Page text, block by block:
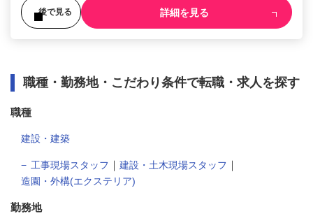
後で見る 詳細を見る
職種・勤務地・こだわり条件で転職・求人を探す
職種
建設・建築
工事現場スタッフ ｜ 建設・土木現場スタッフ ｜
造園・外構(エクステリア)
勤務地